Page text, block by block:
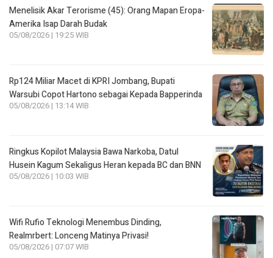
Menelisik Akar Terorisme (45): Orang Mapan Eropa-
Amerika Isap Darah Budak
05/08/2026 | 19:25 WIB
Rp124 Miliar Macet di KPRI Jombang, Bupati
Warsubi Copot Hartono sebagai Kepada Bapperinda
05/08/2026 | 13:14 WIB
Ringkus Kopilot Malaysia Bawa Narkoba, Datul
Husein Kagum Sekaligus Heran kepada BC dan BNN
05/08/2026 | 10:03 WIB
Wifi Rufio Teknologi Menembus Dinding,
Realmrbert: Lonceng Matinya Privasi!
05/08/2026 | 07:07 WIB